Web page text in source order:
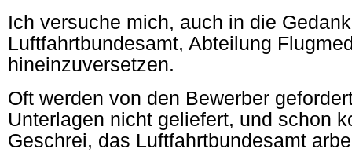
Ich versuche mich, auch in die
Luftfahrtbundesamt, Abteilung
hineinzuversetzen.
Oft werden von den Bewerber
Unterlagen nicht geliefert, und schon
Geschrei, das Luftfahrtbundesamt